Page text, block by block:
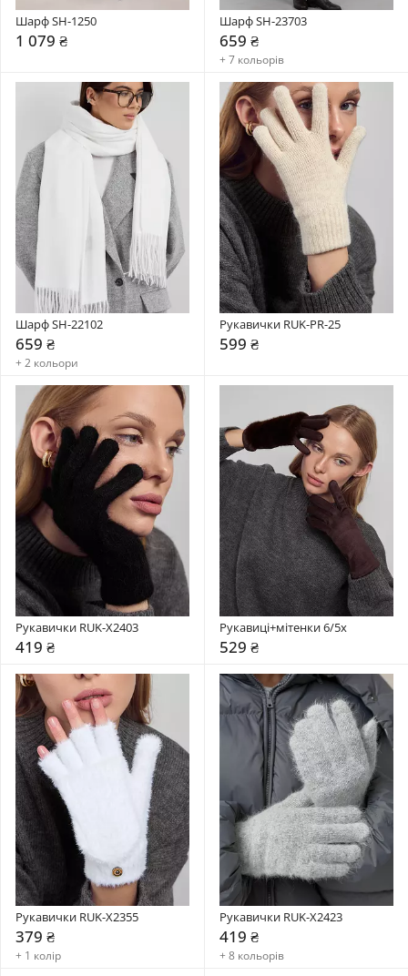
Шарф SH-1250
1 079 ₴
Шарф SH-23703
659 ₴
+ 7 кольорів
Шарф SH-22102
659 ₴
+ 2 кольори
Рукавички RUK-PR-25
599 ₴
Рукавички RUK-X2403
419 ₴
Рукавиці+мітенки 6/5x
529 ₴
Рукавички RUK-X2355
379 ₴
+ 1 колір
Рукавички RUK-X2423
419 ₴
+ 8 кольорів